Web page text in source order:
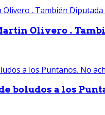
Olivero .
boludos a los